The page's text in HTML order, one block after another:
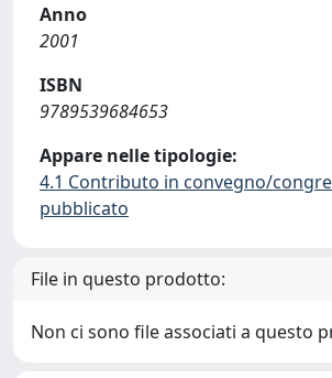
Anno
2001
ISBN
9789539684653
Appare nelle tipologie:
4.1 Contributo in convegno/
pubblicato
File in questo prodotto:
Non ci sono file associati a questo